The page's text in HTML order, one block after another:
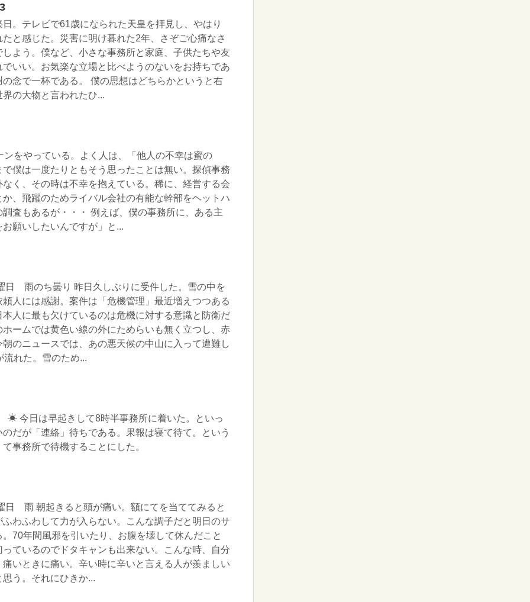
。テレビで61歳になられた天皇を拝見し、やはり
と感じた。災害に明け暮れた2年、さぞご心痛なさ
よう。僕など、小さな事務所と家庭、子供たちや友
いい。お気楽な立場と比べようのないをお持ちであ
念で一杯である。 僕の思想はどちらかというと右
の大物と言われたひ...
ンをやっている。よく人は、「他人の不幸は蜜の
僕は一度たりともそう思ったことは無い。探偵事務
く、その時は不幸を抱えている。稀に、経営する会
、飛躍のためライバル会社の有能な幹部をヘットハ
査もあるが・・・ 例えば、僕の事務所に、ある主
願いしたいんですが」と...
雨のち曇り 昨日久しぶりに受件した。雪の中を
人には感謝。案件は「危機管理」最近増えつつある
人に最も欠けているのは危機に対する意識と防衛だ
ームでは黄色い線の外にためらいも無く立つし、赤
のニュースでは、あの悪天候の中山に入って遭難し
れた。雪のため...
今日は早起きして8時半事務所に着いた。といっ
だが「連絡」待ちである。果報は寝て待て。という
事務所で待機することにした。
雨 朝起きると頭が痛い。額にてを当ててみると
わふわして力が入らない。こんな調子だと明日のサ
70年間風邪を引いたり、お腹を壊して休んだこと
ているのでドタキャンも出来ない。こんな時、自分
いときに痛い。辛い時に辛いと言える人が羨ましい
う。それにひきか...